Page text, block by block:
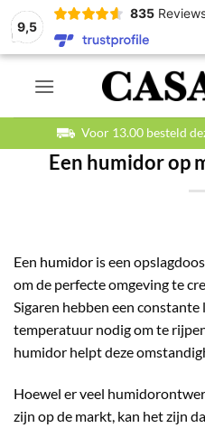
9,5
835
Ga
Betaal
Een humidor op
Een humidor is een
om de perfecte omgeving te
Sigaren hebben een
temperatuur nodig om te
humidor helpt deze
Hoewel er veel
zijn op de markt, kan het zijn